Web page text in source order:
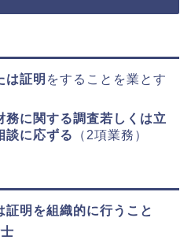
は証明 をすることを業とす
務に関する調査若しくは立
談に応ずる （2項業務）
証明を組織的に行うこと